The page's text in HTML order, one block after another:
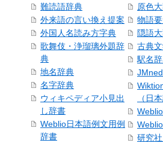
難読語辞典
外来語の言い換え提案
外国人名読み方字典
歌舞伎・浄瑠璃外題辞
典
地名辞典
名字辞典
ウィキペディア小見出
し辞書
Weblio日本語例文用例
辞書
原色
物語
隠語
古典
駅名
（日
研究